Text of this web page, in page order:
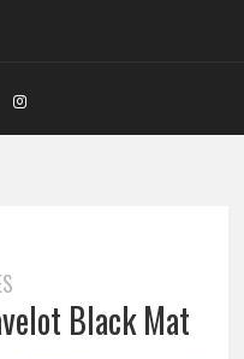
Black Mat